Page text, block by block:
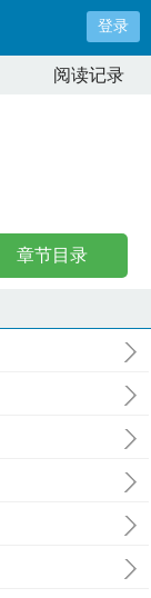
登录
阅读记录
章节目录